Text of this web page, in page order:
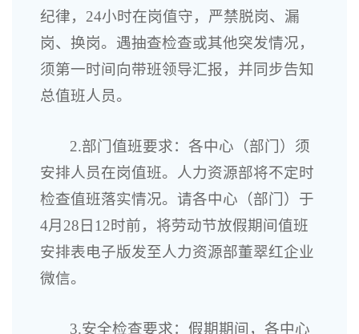
纪律，24小时在岗值守，严禁脱岗、漏
岗、换岗。遇抽查检查或其他突发情况，
须第一时间向带班领导汇报，并同步告知
总值班人员。
2.部门值班要求：各中心（部门）须
安排人员在岗值班。人力资源部将不定时
检查值班落实情况。请各中心（部门）于
4月28日12时前，将劳动节放假期间值班
安排表电子版发至人力资源部董翠红企业
微信。
3.安全检查要求：假期期间，各中心